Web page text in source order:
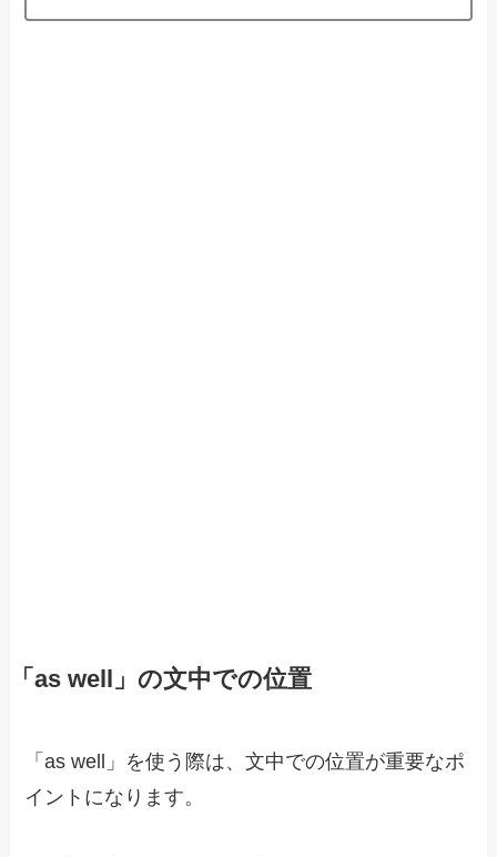
「as well」の文中での位置
「as well」を使う際は、文中での位置が重要なポ
イントになります。